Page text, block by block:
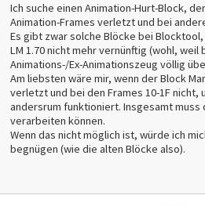
Ich suche einen Animation-Hurt-Block,
Animation-Frames verletzt und bei
Es gibt zwar solche Blöcke bei
LM 1.70 nicht mehr vernünftig (wohl, weil
Animations-/Ex-Animationszeug völlig
Am liebsten wäre mir, wenn der Block
verletzt und bei den Frames 10-1F nicht,
andersrum funktioniert. Insgesamt muss
verarbeiten können.
Wenn das nicht möglich ist, würde ich
begnügen (wie die alten Blöcke also).